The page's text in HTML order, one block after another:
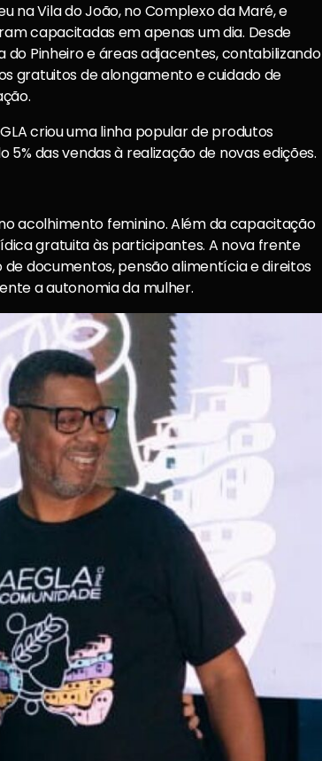
na Vila do João, no Complexo da Maré, e
capacitadas em apenas um dia. Desde
Pinheiro e áreas adjacentes, contabilizando
gratuitos de alongamento e cuidado de
criou uma linha popular de produtos
5% das vendas à realização de novas edições.
acolhimento feminino. Além da capacitação
gratuita às participantes. A nova frente
documentos, pensão alimentícia e direitos
a autonomia da mulher.